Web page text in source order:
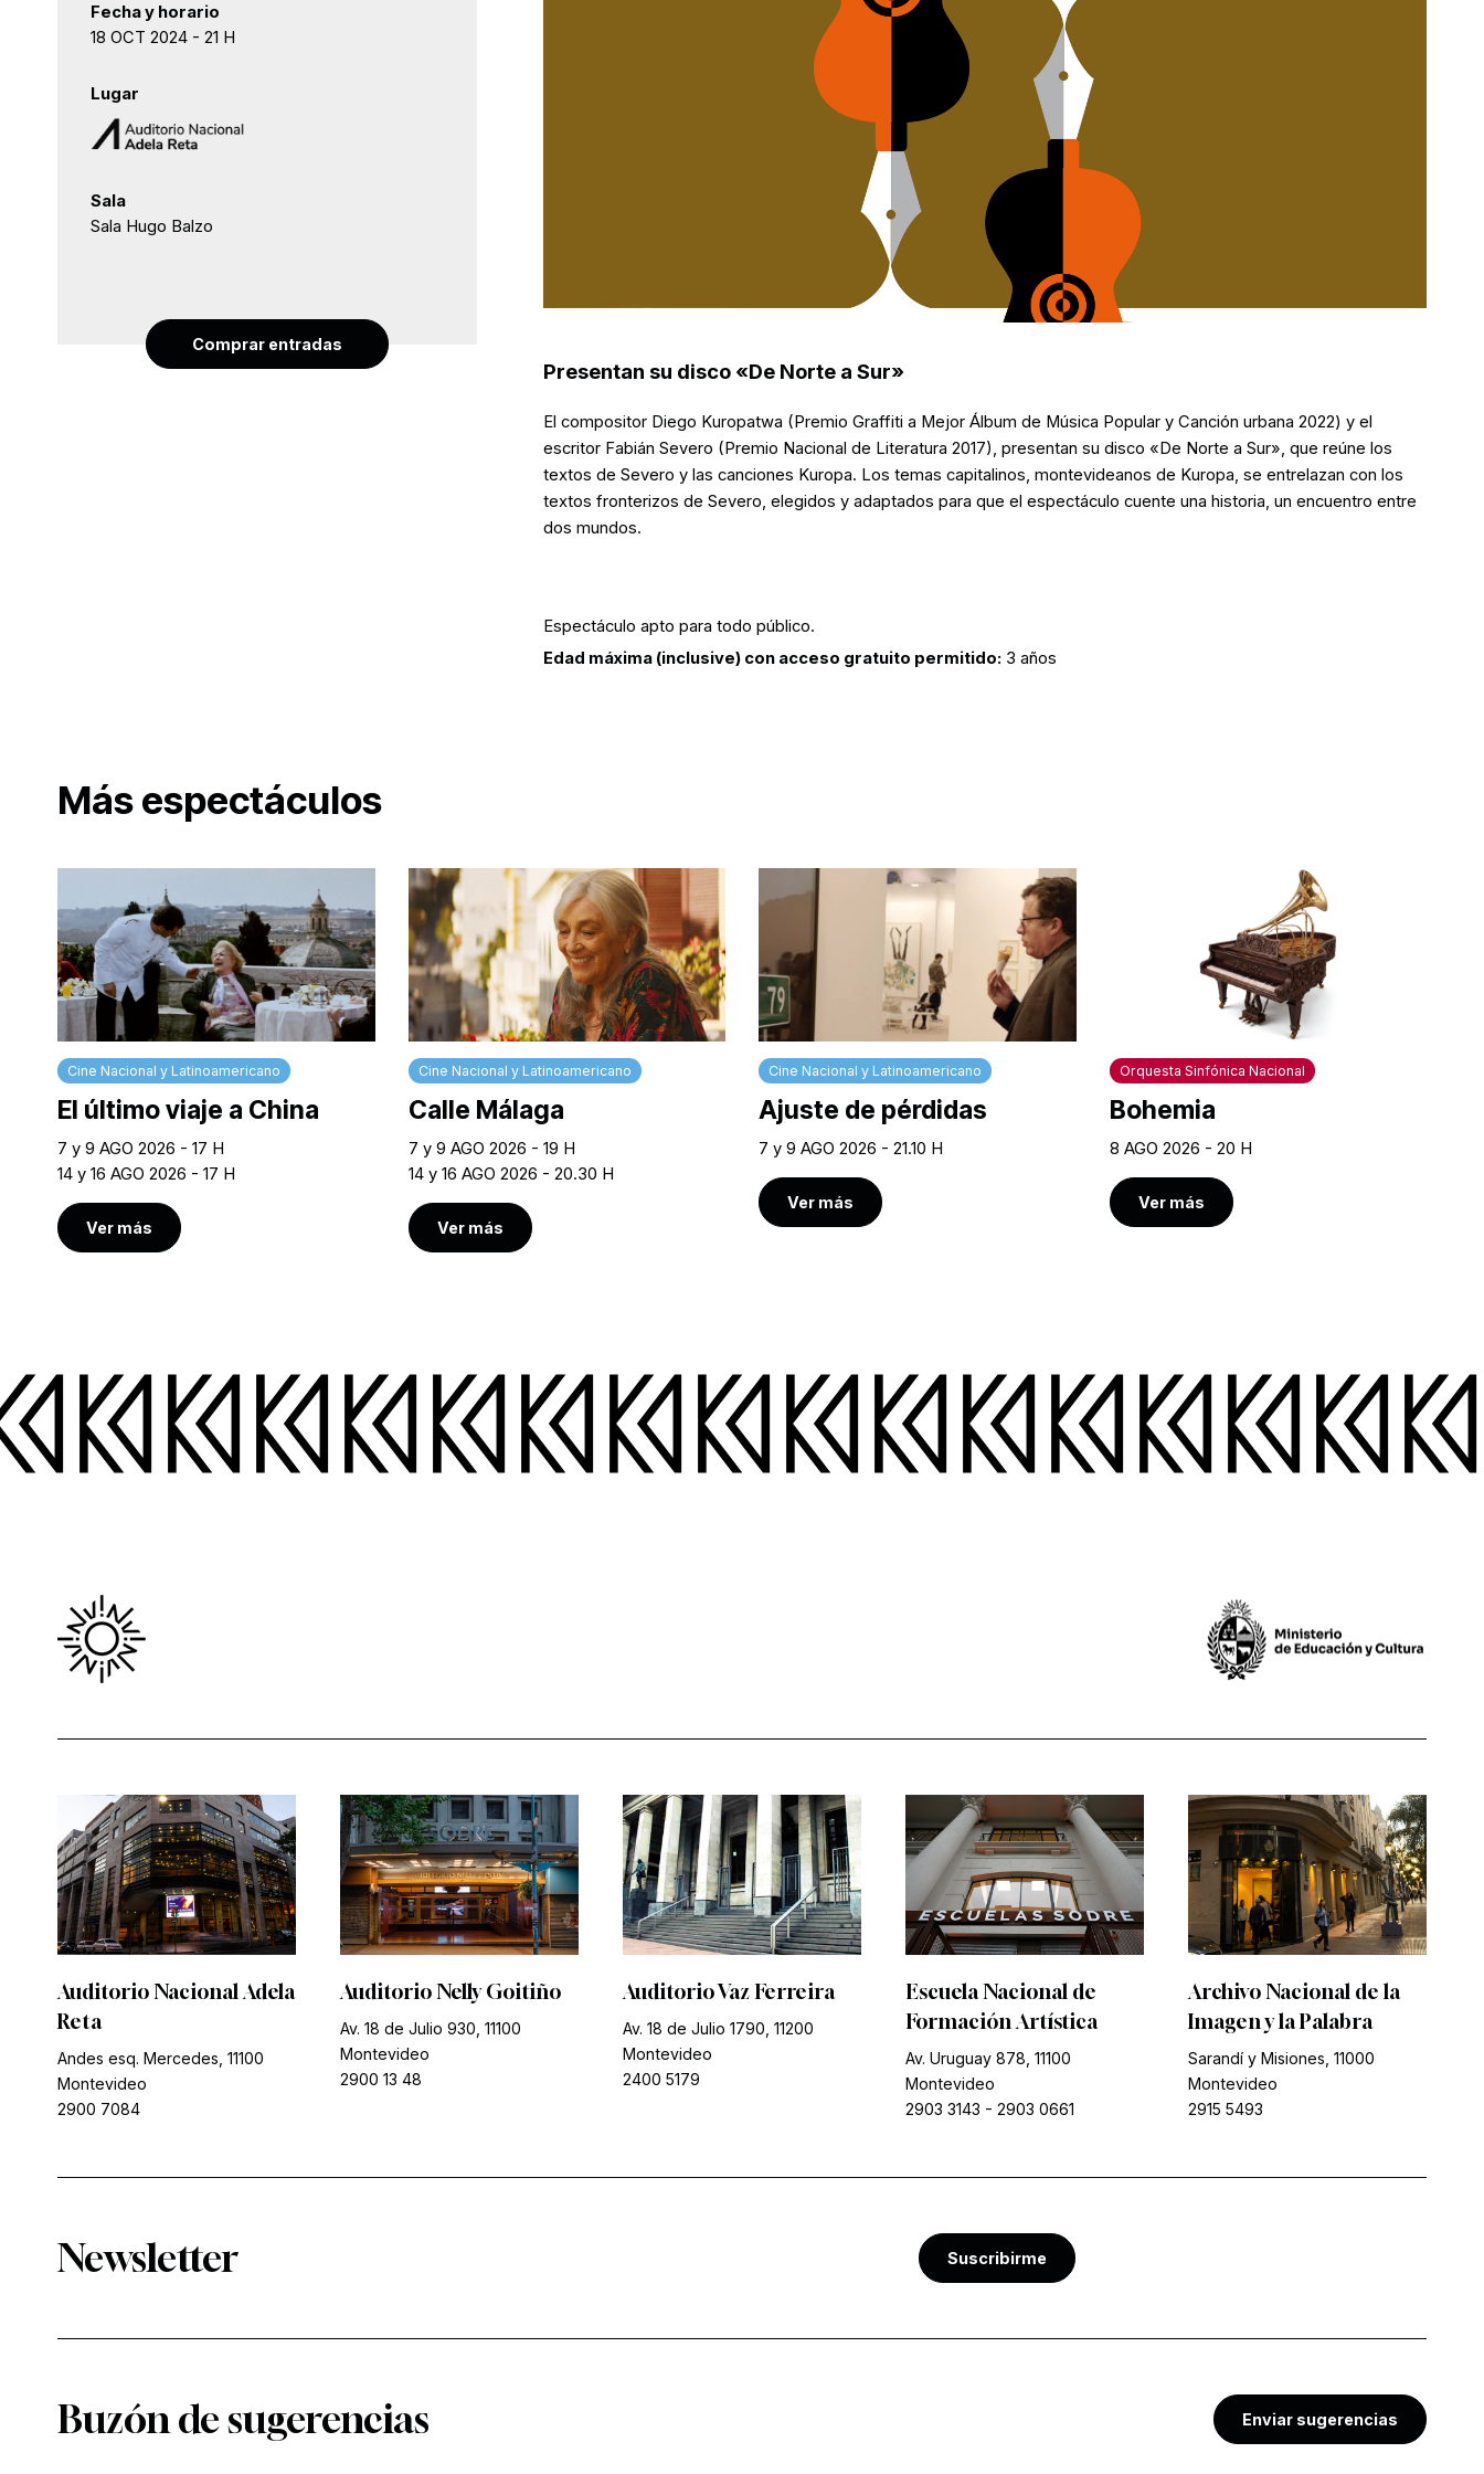
Presentan su disco «De Norte a Sur»
El compositor Diego Kuropatwa (Premio Graffiti a Mejor Álbum de Música Popular y Canción urbana 2022) y el
escritor Fabián Severo (Premio Nacional de Literatura 2017), presentan su disco «De Norte a Sur», que reúne los
textos de Severo y las canciones Kuropa. Los temas capitalinos, montevideanos de Kuropa, se entrelazan con los
textos fronterizos de Severo, elegidos y adaptados para que el espectáculo cuente una historia, un encuentro entre
dos mundos.
Espectáculo apto para todo público.
Edad máxima (inclusive) con acceso gratuito permitido: 3 años
Fecha y horario
18 OCT 2024 - 21 H
Lugar
Sala
Sala Hugo Balzo
Comprar entradas
Más espectáculos
Cine Nacional y Latinoamericano
El último viaje a China
7 y 9 AGO 2026 - 17 H
14 y 16 AGO 2026 - 17 H
Ver más
Cine Nacional y Latinoamericano
Calle Málaga
7 y 9 AGO 2026 - 19 H
14 y 16 AGO 2026 - 20.30 H
Ver más
Cine Nacional y Latinoamericano
Ajuste de pérdidas
7 y 9 AGO 2026 - 21.10 H
Ver más
Orquesta Sinfónica Nacional
Bohemia
8 AGO 2026 - 20 H
Ver más
Auditorio Nacional Adela
Reta
Andes esq. Mercedes, 11100
Montevideo
2900 7084
Auditorio Nelly Goitiño
Av. 18 de Julio 930, 11100
Montevideo
2900 13 48
Auditorio Vaz Ferreira
Av. 18 de Julio 1790, 11200
Montevideo
2400 5179
Escuela Nacional de
Formación Artística
Av. Uruguay 878, 11100
Montevideo
2903 3143 - 2903 0661
Archivo Nacional de la
Imagen y la Palabra
Sarandí y Misiones, 11000
Montevideo
2915 5493
Newsletter Suscribirme
Buzón de sugerencias Enviar sugerencias